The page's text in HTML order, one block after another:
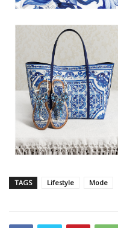
TAGS Lifestyle Mode